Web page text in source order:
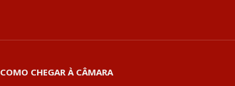
COMO CHEGAR À CÂMARA